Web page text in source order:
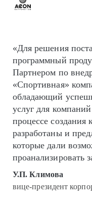
«Для решения
программный
Партнером по
«Спортивная»
обладающий
услуг для
процессе
разработаны и
которые дали
проанализировать
У.П. Климова
вице-президент